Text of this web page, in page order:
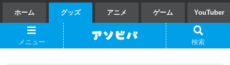
ホーム グッズ アニメ ゲーム YouTuber
メニュー 検索